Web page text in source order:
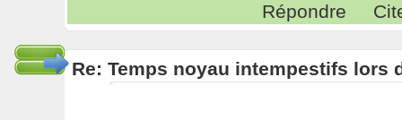
Répondre
Re: Temps noyau intempestifs lors